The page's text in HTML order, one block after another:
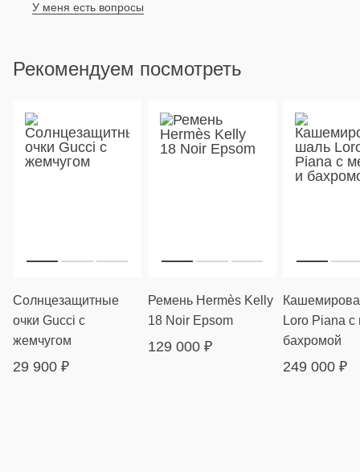
У меня есть вопросы
Рекомендуем посмотреть
Солнцезащитные
очки Gucci с
жемчугом
29 900 ₽
Ремень Hermès Kelly
18 Noir Epsom
129 000 ₽
Loro Piana
бахромой
249 000 ₽